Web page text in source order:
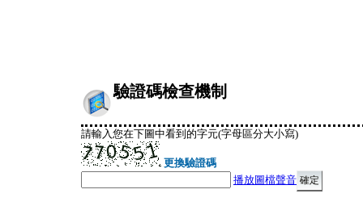
驗證碼檢查機制
請輸入您在下圖中看到的字元(字母區分大小寫)
更換驗證碼
播放圖檔聲音